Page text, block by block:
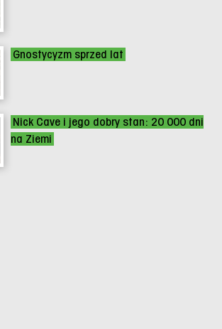
Gnostycyzm sprzed lat
Nick Cave i jego dobry stan: 20 000 dni
na Ziemi